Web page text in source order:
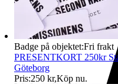
Badge på objektet:Fri frakt
PRESENTKORT 250kr
Göteborg
Pris:250 kr,Köp nu.